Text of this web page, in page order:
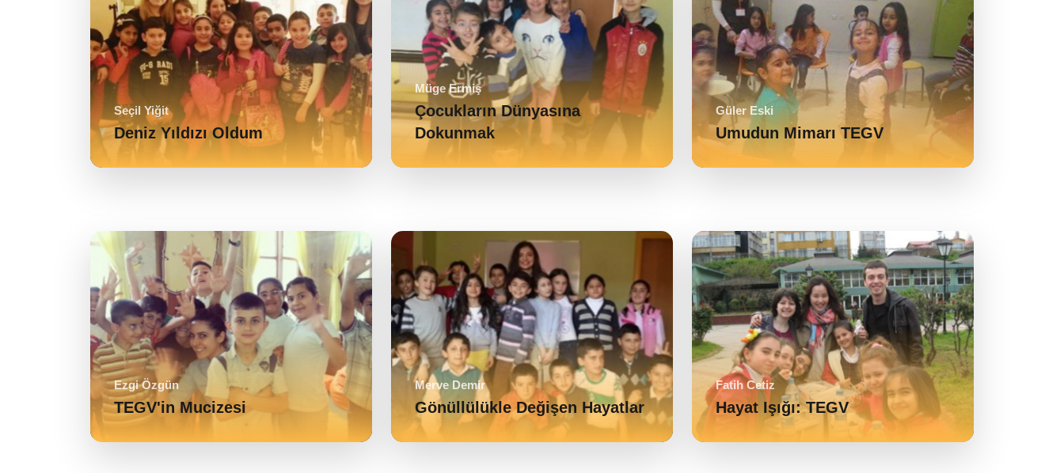
Seçil Yiğit
Deniz Yıldızı Oldum
Müge Ermiş
Çocukların Dünyasına
Dokunmak
Güler Eski
Umudun Mimarı TEGV
Ezgi Özgün
TEGV'in Mucizesi
Merve Demir
Gönüllülükle Değişen Hayatlar
Fatih Cetiz
Hayat Işığı: TEGV